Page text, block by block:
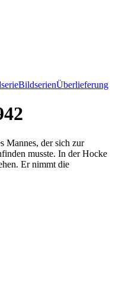
BildserienÜberlieferung
Mannes, der sich zur
musste. In der Hocke
Er nimmt die